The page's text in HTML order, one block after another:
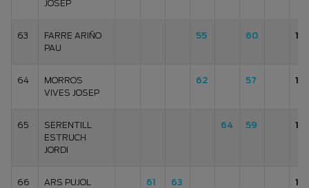
JOSEP
63
FARRE ARIÑO
PAU
55 60 115
64
MORROS
VIVES JOSEP
62 57 119
65
SERENTILL
ESTRUCH
JORDI
64 59 123
66
ARS PUJOL
61 63